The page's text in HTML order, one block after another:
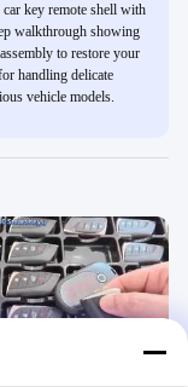
key remote shell with
walkthrough showing
to restore your
handling delicate
vehicle models.